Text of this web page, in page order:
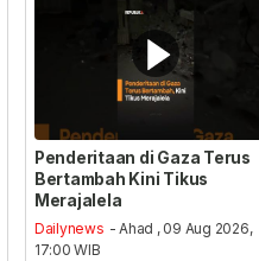
Penderitaan di Gaza Terus
Bertambah Kini Tikus
Merajalela
Dailynews - Ahad , 09 Aug 2026,
17:00 WIB